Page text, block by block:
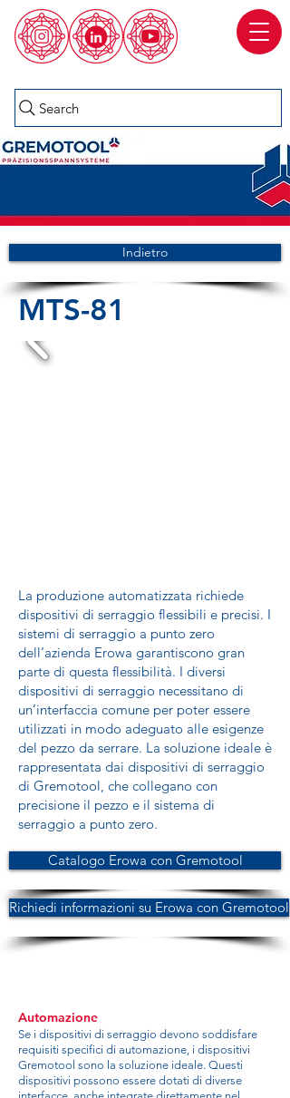
Search
Indietro
MTS-81
La produzione automatizzata richiede
dispositivi di serraggio flessibili e precisi. I
sistemi di serraggio a punto zero
dell’azienda Erowa garantiscono gran
parte di questa flessibilità. I diversi
dispositivi di serraggio necessitano di
un’interfaccia comune per poter essere
utilizzati in modo adeguato alle esigenze
del pezzo da serrare. La soluzione ideale è
rappresentata dai dispositivi di serraggio
di Gremotool, che collegano con
precisione il pezzo e il sistema di
serraggio a punto zero.
Catalogo Erowa con Gremotool
Richiedi informazioni su Erowa con Gremotool
Automazione
Se i dispositivi di serraggio devono soddisfare
requisiti specifici di automazione, i dispositivi
Gremotool sono la soluzione ideale. Questi
dispositivi possono essere dotati di diverse